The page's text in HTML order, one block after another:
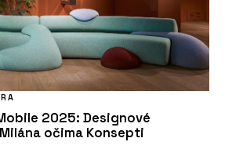
2025: Designové
očima Konsepti